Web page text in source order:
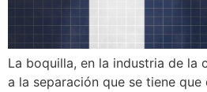
La boquilla, en la industria de la
a la separación que se tiene